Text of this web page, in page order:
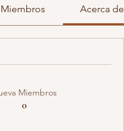
Miembros Acerca de
Miembros
0